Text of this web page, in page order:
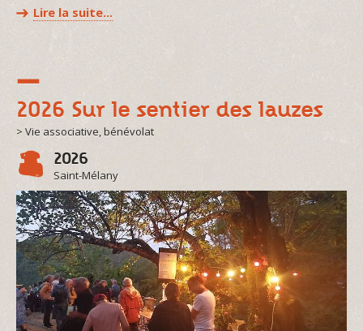
Lire la suite…
2026 Sur le sentier des lauzes
> Vie associative, bénévolat
2026
Saint-Mélany